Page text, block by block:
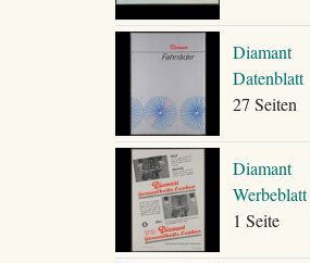
Diamant
Datenblatt
27 Seiten
Diamant
Werbeblatt
1 Seite